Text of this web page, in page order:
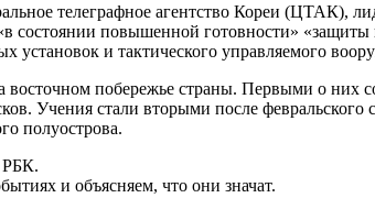
телеграфное агентство Кореи (ЦТАК),
состоянии повышенной готовности»
установок и тактического управляемого
восточном побережье страны. Первыми о
Учения стали вторыми после
полуострова.
РБК.
и объясняем, что они значат.